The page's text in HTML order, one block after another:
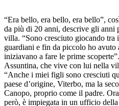
“Era bello, era bello, era bello”,
da più di 20 anni, descrive gli anni
villa. “Sono cresciuto giocando tra
guardiani e fin da piccolo ho
iniziavano a fare le prime
Assuntina, che vive con lui nella
“Anche i miei figli sono cresciuti
paese d’origine, Viterbo, ma la
Canopo, proprio come il padre.
però, è impiegata in un ufficio